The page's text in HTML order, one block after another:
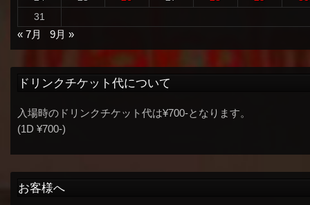
31
« 7月
9月 »
ドリンクチケット代について
入場時のドリンクチケット代は¥700-となります。
(1D ¥700-)
お客様へ